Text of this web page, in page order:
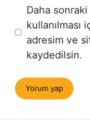
İnternet
sitesi
Daha sonraki
kullanılması
adresim ve
kaydedilsin.